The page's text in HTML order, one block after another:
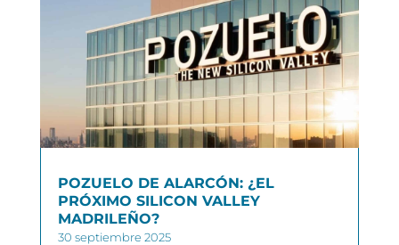
POZUELO DE ALARCÓN: ¿EL
PRÓXIMO SILICON VALLEY
MADRILEÑO?
30 septiembre 2025